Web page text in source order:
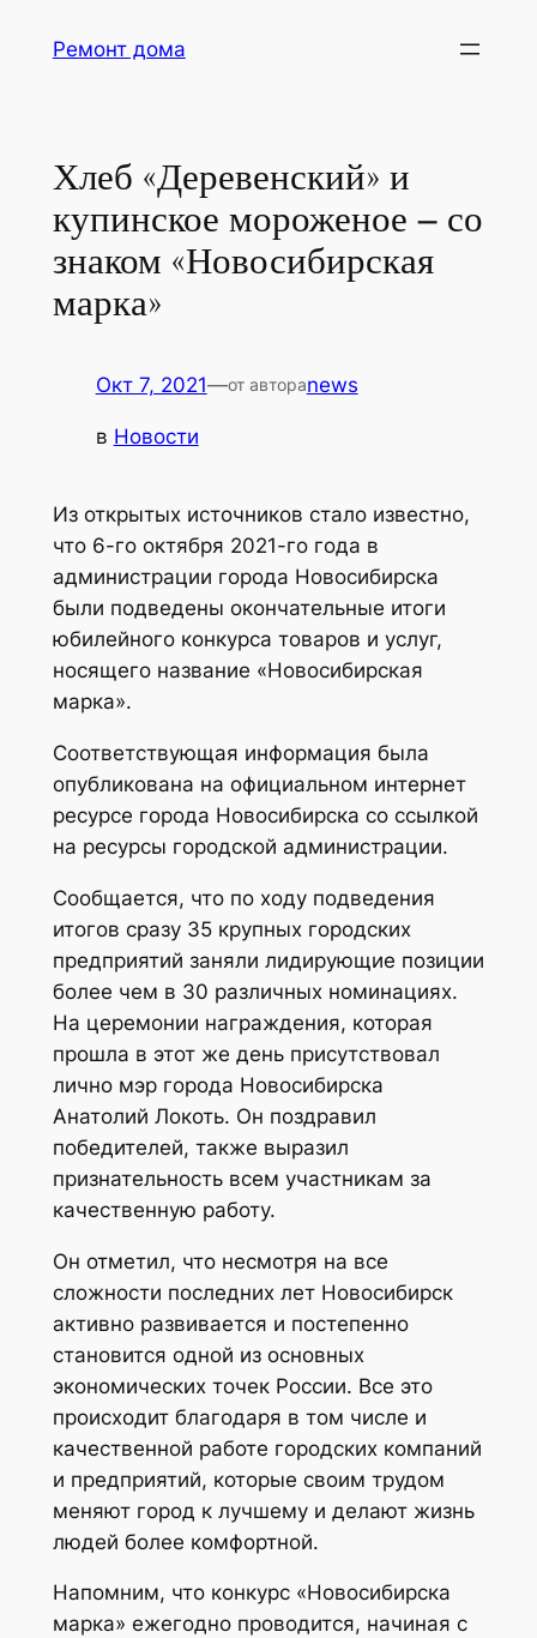
Ремонт дома
Хлеб «Деревенский» и
купинское мороженое – со
знаком «Новосибирская
марка»
Окт 7, 2021—от автораnews
в Новости
Из открытых источников стало известно,
что 6-го октября 2021-го года в
администрации города Новосибирска
были подведены окончательные итоги
юбилейного конкурса товаров и услуг,
носящего название «Новосибирская
марка».
Соответствующая информация была
опубликована на официальном интернет
ресурсе города Новосибирска со ссылкой
на ресурсы городской администрации.
Сообщается, что по ходу подведения
итогов сразу 35 крупных городских
предприятий заняли лидирующие позиции
более чем в 30 различных номинациях.
На церемонии награждения, которая
прошла в этот же день присутствовал
лично мэр города Новосибирска
Анатолий Локоть. Он поздравил
победителей, также выразил
признательность всем участникам за
качественную работу.
Он отметил, что несмотря на все
сложности последних лет Новосибирск
активно развивается и постепенно
становится одной из основных
экономических точек России. Все это
происходит благодаря в том числе и
качественной работе городских компаний
и предприятий, которые своим трудом
меняют город к лучшему и делают жизнь
людей более комфортной.
Напомним, что конкурс «Новосибирска
марка» ежегодно проводится, начиная с